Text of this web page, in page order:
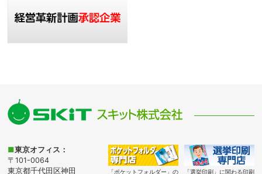
■東京オフィス：
〒101-0064
東京都千代田区神田
「ポケットフォルダー」の
「選挙印刷」に関わる印刷